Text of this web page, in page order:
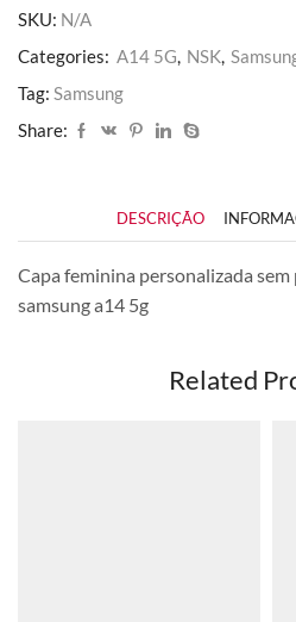
SKU: N/A
Categories: A14 5G, NSK,
Tag: Samsung
Share:
DESCRIÇÃO
Capa feminina personalizada
samsung a14 5g
Related